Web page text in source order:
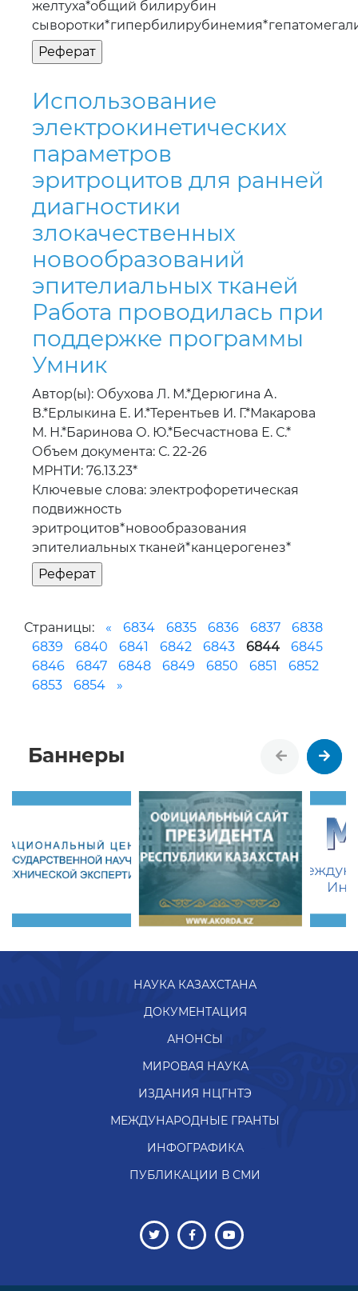
Использование
электрокинетических
параметров
эритроцитов для ранней
диагностики
злокачественных
новообразований
эпителиальных тканей
Работа проводилась при
поддержке программы
Умник
Автор(ы): Обухова Л. М.*Дерюгина А.
В.*Ерлыкина Е. И.*Терентьев И. Г.*Макарова
М. Н.*Баринова О. Ю.*Бесчастнова Е. С.*
Объем документа: С. 22-26
МРНТИ: 76.13.23*
Ключевые слова: электрофоретическая
подвижность
эритроцитов*новообразования
эпителиальных тканей*канцерогенез*
Страницы:
6839
6840
6853
6854
Баннеры
НАУКА КАЗАХСТАНА
ДОКУМЕНТАЦИЯ
АНОНСЫ
МИРОВАЯ НАУКА
ИЗДАНИЯ НЦГНТЭ
МЕЖДУНАРОДНЫЕ ГРАНТЫ
ИНФОГРАФИКА
ПУБЛИКАЦИИ В СМИ